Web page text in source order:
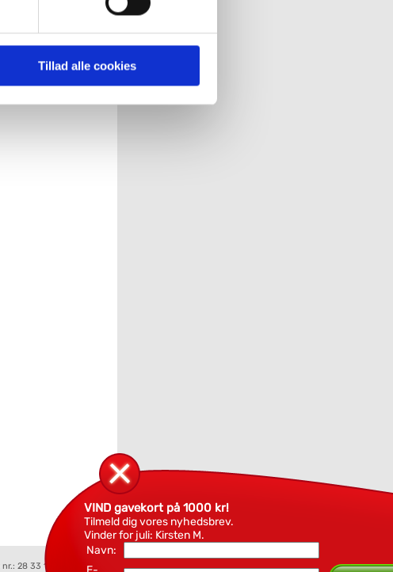
nedenfor kan du se hvilke
de pågældende cookies. Du har
tid er det ligeledes muligt, at
Tillad alle cookies
nr.: 28 33 18 94
VIND gavekort på 1000 kr!
Tilmeld dig vores nyhedsbrev.
Vinder for juli: Kirsten M.
Navn: